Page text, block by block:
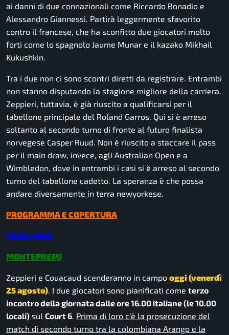
ai danni di due connazionali come Riccardo Bonadio e
Alessandro Giannessi. Partirà leggermente sfavorito
contro il francese, che ha sconfitto due giocatori molto
forti come lo spagnolo Jaume Munar e il kazako Mikhail
Kukushkin.
Tra i due non ci sono scontri diretti da registrare. Entrambi
non stanno disputando la stagione migliore della carriera.
Zeppieri, tuttavia, è già riuscito a qualificarsi per il
tabellone principale del Roland Garros. Qui si è arreso
soltanto al secondo turno di fronte al futuro finalista
norvegese Casper Ruud. Non è riuscito a staccare il pass
per il main draw, invece, agli Australian Open e a
Wimbledon, dove in entrambi i casi si è arreso al secondo
turno del tabellone cadetto. La speranza è che possa
andare diversamente in terra newyorkese.
PROGRAMMA E COPERTURA
TABELLONE
MONTEPREMI
Zeppieri e Couacaud scenderanno in campo oggi (venerdì
25 agosto) . I due giocatori sono pianificati come terzo
incontro della giornata dalle ore 16.00 italiane (le 10.00
locali) sul Court 6 Prima di loro c’è la prosecuzione del
match di secondo turno tra la colombiana Arango e la